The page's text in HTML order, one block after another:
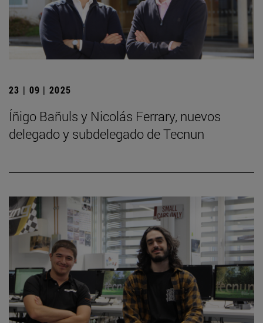
23 | 09 | 2025
Íñigo Bañuls y Nicolás Ferrary, nuevos
delegado y subdelegado de Tecnun